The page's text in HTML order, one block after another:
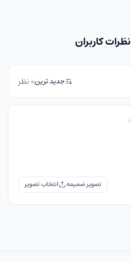
نظرات کاربران
جدید ترین0 نظر
تصویر ضمیمه